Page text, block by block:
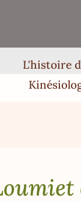
L'histoire